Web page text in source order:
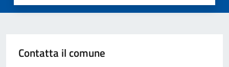
Contatta il comune